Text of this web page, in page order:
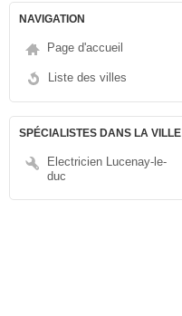
NAVIGATION
Page d'accueil
Liste des villes
SPÉCIALISTES DANS LA VILLE
Electricien Lucenay-le-
duc